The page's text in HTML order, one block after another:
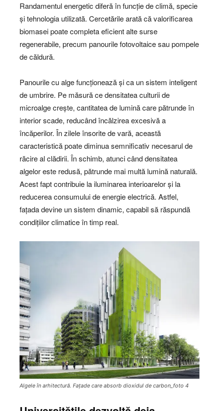
Randamentul energetic diferă în funcție de climă, specie
și tehnologia utilizată. Cercetările arată că valorificarea
biomasei poate completa eficient alte surse
regenerabile, precum panourile fotovoltaice sau pompele
de căldură.
Panourile cu alge funcționează și ca un sistem inteligent
de umbrire. Pe măsură ce densitatea culturii de
microalge crește, cantitatea de lumină care pătrunde în
interior scade, reducând încălzirea excesivă a
încăperilor. În zilele însorite de vară, această
caracteristică poate diminua semnificativ necesarul de
răcire al clădirii. În schimb, atunci când densitatea
algelor este redusă, pătrunde mai multă lumină naturală.
Acest fapt contribuie la iluminarea interioarelor și la
reducerea consumului de energie electrică. Astfel,
fațada devine un sistem dinamic, capabil să răspundă
condițiilor climatice în timp real.
Algele în arhitectură. Fațade care absorb dioxidul de carbon_foto 4